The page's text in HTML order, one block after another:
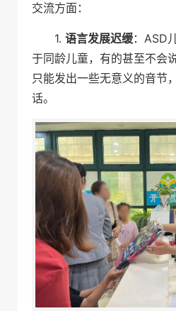
交流方面：
1. 语言发展迟缓：ASD
于同龄儿童，有的甚至不会
只能发出一些无意义的音节
话。